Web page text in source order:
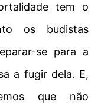
tem o
os budistas
se para a
a fugir dela. E,
que não